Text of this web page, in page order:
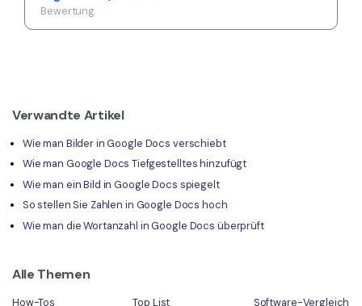
Bewertung
Verwandte Artikel
Wie man Bilder in Google Docs verschiebt
Wie man Google Docs Tiefgestelltes hinzufügt
Wie man ein Bild in Google Docs spiegelt
So stellen Sie Zahlen in Google Docs hoch
Wie man die Wortanzahl in Google Docs überprüft
Alle Themen
How-Tos Top List
Software-Vergleich